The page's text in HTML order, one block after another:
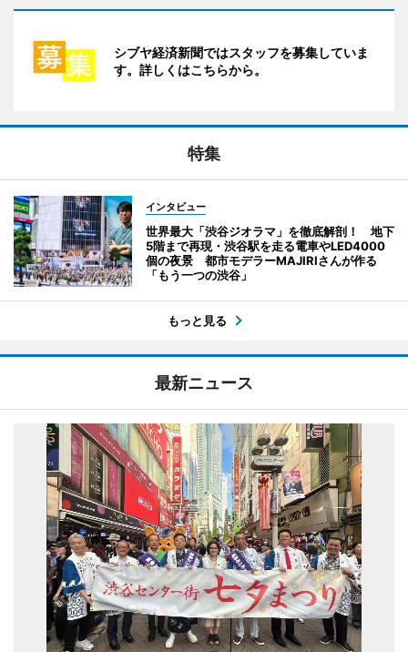
シブヤ経済新聞ではスタッフを募集していま
す。詳しくはこちらから。
特集
インタビュー
世界最大「渋谷ジオラマ」を徹底解剖！ 地下
5階まで再現・渋谷駅を走る電車やLED4000
個の夜景 都市モデラーMAJIRIさんが作る
「もう一つの渋谷」
もっと見る
最新ニュース